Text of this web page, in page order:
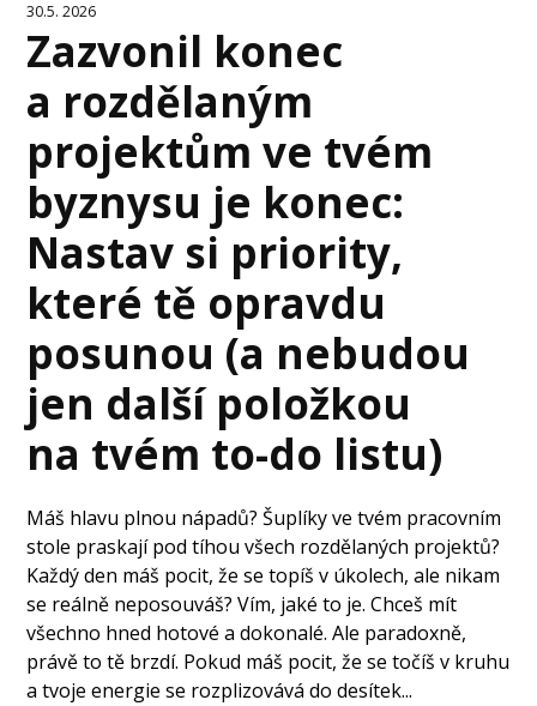
30.5. 2026
Zazvonil konec
a rozdělaným
projektům ve tvém
byznysu je konec:
Nastav si priority,
které tě opravdu
posunou (a nebudou
jen další položkou
na tvém to-do listu)
Máš hlavu plnou nápadů? Šuplíky ve tvém pracovním
stole praskají pod tíhou všech rozdělaných projektů?
Každý den máš pocit, že se topíš v úkolech, ale nikam
se reálně neposouváš? Vím, jaké to je. Chceš mít
všechno hned hotové a dokonalé. Ale paradoxně,
právě to tě brzdí. Pokud máš pocit, že se točíš v kruhu
a tvoje energie se rozplizovává do desítek...